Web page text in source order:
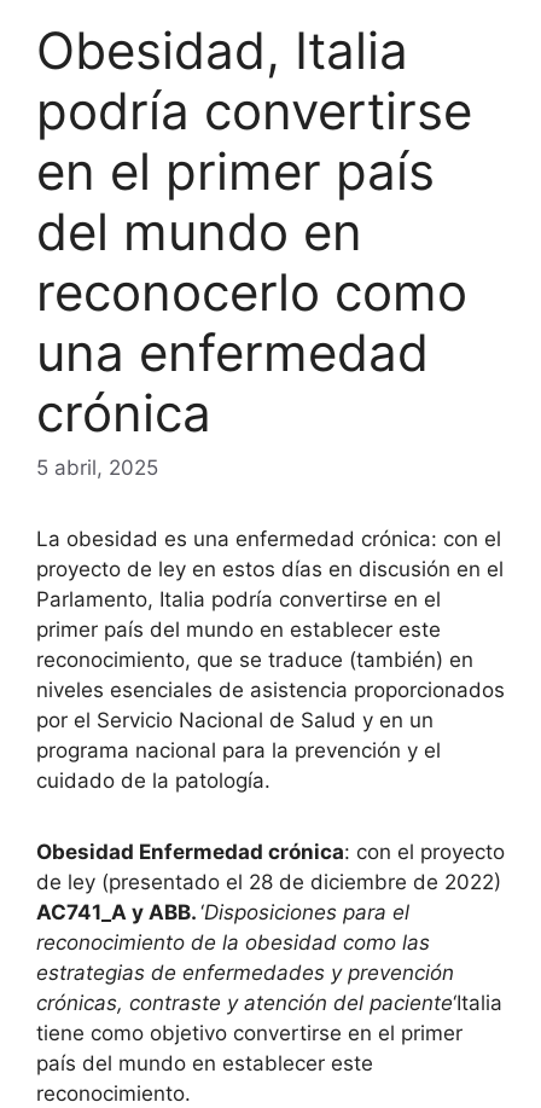
Obesidad, Italia
podría convertirse
en el primer país
del mundo en
reconocerlo como
una enfermedad
crónica
5 abril, 2025
La obesidad es una enfermedad crónica: con el
proyecto de ley en estos días en discusión en el
Parlamento, Italia podría convertirse en el
primer país del mundo en establecer este
reconocimiento, que se traduce (también) en
niveles esenciales de asistencia proporcionados
por el Servicio Nacional de Salud y en un
programa nacional para la prevención y el
cuidado de la patología.
Obesidad Enfermedad crónica: con el proyecto
de ley (presentado el 28 de diciembre de 2022)
AC741_A y ABB. ‘Disposiciones para el
reconocimiento de la obesidad como las
estrategias de enfermedades y prevención
crónicas, contraste y atención del paciente‘Italia
tiene como objetivo convertirse en el primer
país del mundo en establecer este
reconocimiento.